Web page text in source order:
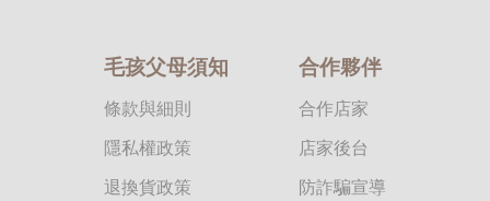
毛孩父母須知
條款與細則
隱私權政策
退換貨政策
合作夥伴
合作店家
店家後台
防詐騙宣導